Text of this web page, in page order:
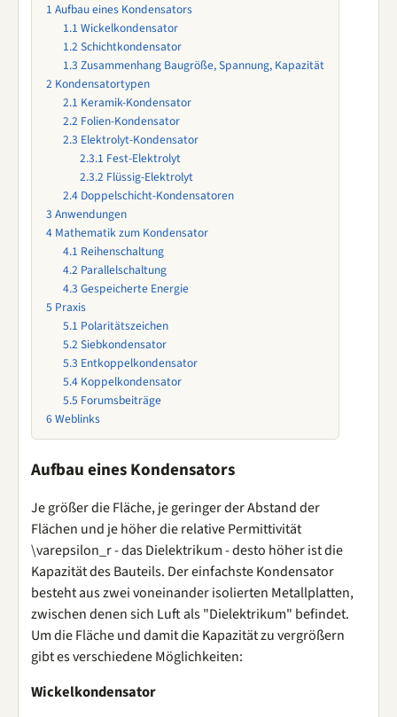
1 Aufbau eines Kondensators
1.1 Wickelkondensator
1.2 Schichtkondensator
1.3 Zusammenhang Baugröße, Spannung, Kapazität
2 Kondensatortypen
2.1 Keramik-Kondensator
2.2 Folien-Kondensator
2.3 Elektrolyt-Kondensator
2.3.1 Fest-Elektrolyt
2.3.2 Flüssig-Elektrolyt
2.4 Doppelschicht-Kondensatoren
3 Anwendungen
4 Mathematik zum Kondensator
4.1 Reihenschaltung
4.2 Parallelschaltung
4.3 Gespeicherte Energie
5 Praxis
5.1 Polaritätszeichen
5.2 Siebkondensator
5.3 Entkoppelkondensator
5.4 Koppelkondensator
5.5 Forumsbeiträge
6Weblinks
Aufbau eines Kondensators
Je größer die Fläche, je geringer der Abstand der
Flächen und je höher die relative Permittivität
\varepsilon_r - das Dielektrikum - desto höher ist die
Kapazität des Bauteils. Der einfachste Kondensator
besteht aus zwei voneinander isolierten Metallplatten,
zwischen denen sich Luft als "Dielektrikum" befindet.
Um die Fläche und damit die Kapazität zu vergrößern
gibt es verschiedene Möglichkeiten:
Wickelkondensator